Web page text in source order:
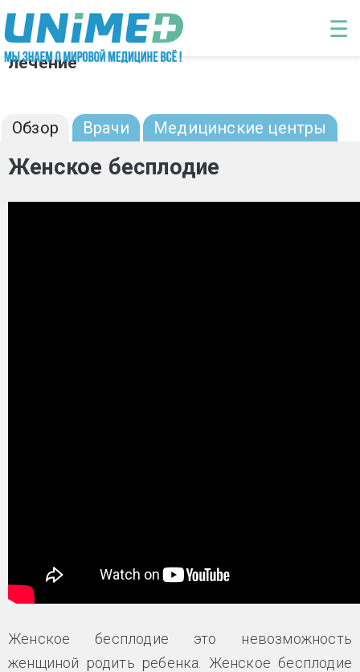
Перейти к основному содержанию
☰
Женское бесплодие: диагностика и
лечение
Обзор Врачи Медицинские центры
Женское бесплодие
Женское бесплодие это невозможность
женщиной родить ребенка. Женское бесплодие